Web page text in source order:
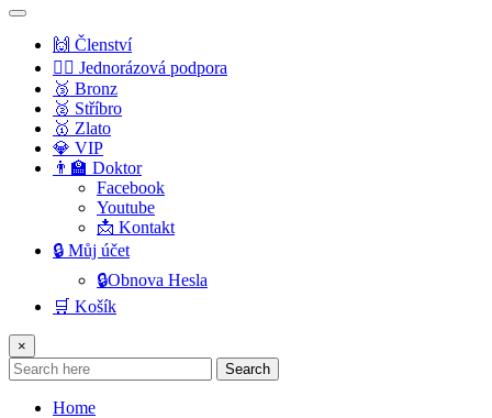
🙌 Členství
💁‍♂️ Jednorázová podpora
🥉 Bronz
🥈 Stříbro
🥇 Zlato
💎 VIP
👨‍🏫 Doktor
Facebook
Youtube
📩 Kontakt
🔒 Můj účet
🔒Obnova Hesla
🛒 Košík
×
Search
Home